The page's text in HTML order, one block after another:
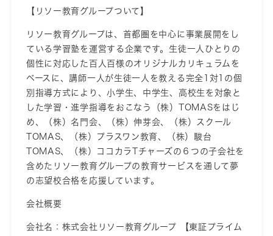
【 リソー教育グループついて 】
リソー教育グループは、首都圏を中心に事業展開をし
ている学習塾を運営する企業です。 生徒一人ひとり の
個性に対応 した 百人百様のオリジナルカリキュラムを
ベースに、講師一人が生徒一人を教える 完全 1対1の個
別指導方式により、小学生、中学生、高校生を対象と
した学習・進学指導をおこなう
（株 ）
TOMASをはじ
め、（株）名門会、（株）伸芽会、（株）スクール
TOMAS、（株）プラスワン教育、（株）駿台
TOMAS、（株）ココカラTチャーズの６つの子会社を
含めたリソー教育グループの教育サービスを通して夢
の志望校合格を応援 して い ます。
会社概要
会社名 ： 株式会社リソー教育グループ 【東証プライム